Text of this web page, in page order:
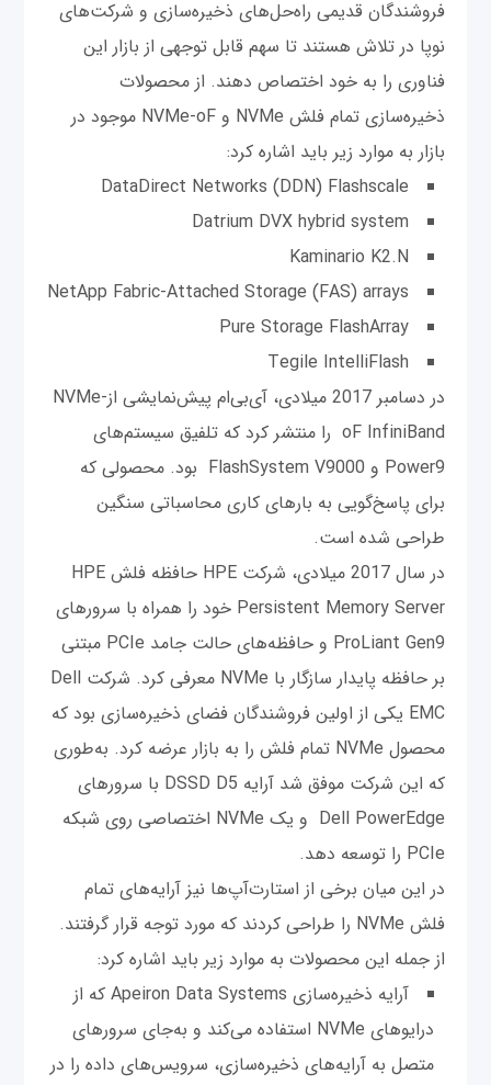
فروشندگان قدیمی راه‌حل‌های ذخیره‌سازی و شرکت‌های
نوپا در تلاش هستند تا سهم قابل توجهی از بازار این
فناوری را به خود اختصاص دهند. از محصولات
ذخیره‌سازی تمام فلش NVMe و NVMe-oF موجود در
بازار به موارد زیر باید اشاره کرد:
DataDirect Networks (DDN) Flashscale
Datrium DVX hybrid system
Kaminario K2.N
NetApp Fabric-Attached Storage (FAS) arrays
Pure Storage FlashArray
Tegile IntelliFlash
در دسامبر 2017 میلادی، آی‌بی‌ام پیش‌نمایشی ازNVMe-
oF InfiniBand را منتشر کرد که تلفیق سیستم‌های
Power9 و FlashSystem V9000 بود. محصولی که
برای پاسخ‌گویی به بارهای کاری محاسباتی سنگین
طراحی شده است.
در سال 2017 میلادی، شرکت HPE حافظه فلش HPE
Persistent Memory Server خود را همراه با سرورهای
ProLiant Gen9 و حافظه‌های حالت جامد PCIe مبتنی
بر حافظه پایدار سازگار با NVMe معرفی کرد. شرکت Dell
EMC یکی از اولین فروشندگان فضای ذخیره‌سازی بود که
محصول NVMe تمام فلش را به بازار عرضه کرد. به‌طوری
که این شرکت موفق شد آرایه DSSD D5 با سرورهای
Dell PowerEdge و یک NVMe اختصاصی روی شبکه
PCIe را توسعه دهد.
در این میان برخی از استارت‌آپ‌ها نیز آرایه‌های تمام
فلش NVMe را طراحی کردند که مورد توجه قرار گرفتند.
از جمله این محصولات به موارد زیر باید اشاره کرد:
آرایه ذخیره‌سازی Apeiron Data Systems که از
درایوهای NVMe استفاده می‌کند و به‌جای سرورهای
متصل به آرایه‌های ذخیره‌سازی، سرویس‌های داده را در